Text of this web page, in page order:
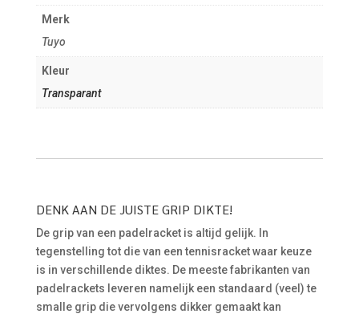
Merk
Tuyo
Kleur
Transparant
DENK AAN DE JUISTE GRIP DIKTE!
De grip van een padelracket is altijd gelijk. In
tegenstelling tot die van een tennisracket waar keuze
is in verschillende diktes. De meeste fabrikanten van
padelrackets leveren namelijk een standaard (veel) te
smalle grip die vervolgens dikker gemaakt kan